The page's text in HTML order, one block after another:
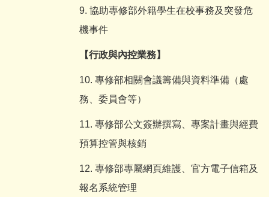
9. 協助專修部外籍學生在校事務及突發危
機事件
【行政與內控業務】
10. 專修部相關會議籌備與資料準備（處
務、委員會等）
11. 專修部公文簽辦撰寫、專案計畫與經費
預算控管與核銷
12. 專修部專屬網頁維護、官方電子信箱及
報名系統管理